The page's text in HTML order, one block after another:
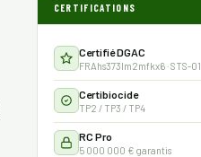
CERTIFICATIONS
Certifié DGAC
FRAhs373lm2mfkx6 · STS-01
Certibiocide
TP2 / TP3 / TP4
RC Pro
5 000 000 € garantis